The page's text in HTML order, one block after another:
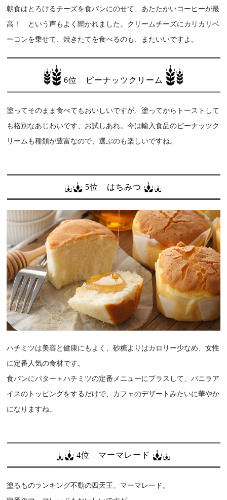
朝食はとろけるチーズを食パンにのせて、あたたかいコーヒーが最
高！ という声もよく聞かれました。クリームチーズにカリカリベ
ーコンを乗せて、焼きたてを食べるのも、またいいですよ。
6位 ピーナッツクリーム
塗ってそのまま食べてもおいしいですが、塗ってからトーストして
も格別なあじわいです、お試しあれ。今は輸入食品のピーナッツク
リームも種類が豊富なので、選ぶのも楽しいですね。
5位 はちみつ
ハチミツは美容と健康にもよく、砂糖よりはカロリー少なめ、女性
に定番人気の食材です。
食パンにバター＋ハチミツの定番メニューにプラスして、バニラア
イスのトッピングをするだけで、カフェのデザートみたいに華やか
になりますね。
4位 マーマレード
塗るものランキング不動の四天王、マーマレード。